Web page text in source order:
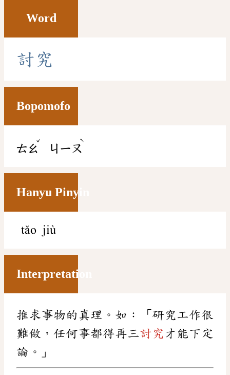
Word
討 究
Bopomofo
ㄊㄠ
ˇ
ㄐㄧㄡ
ˋ
Hanyu Pinyin
tǎo jiù
Interpretation
推求事物的真理。如：「研究工作很
難做，任何事都得再三討究 才能下定
論。」